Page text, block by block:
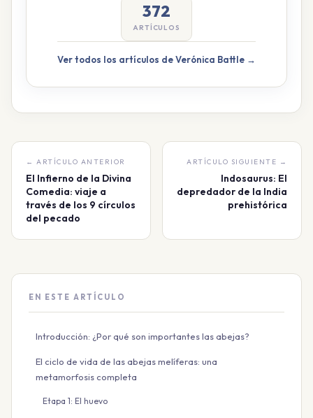
372
ARTÍCULOS
Ver todos los artículos de Verónica Battle →
← ARTÍCULO ANTERIOR
El Infierno de la Divina
Comedia: viaje a
través de los 9 círculos
del pecado
ARTÍCULO SIGUIENTE →
Indosaurus: El
depredador de la India
prehistórica
EN ESTE ARTÍCULO
Introducción: ¿Por qué son importantes las abejas?
El ciclo de vida de las abejas melíferas: una
metamorfosis completa
Etapa 1: El huevo